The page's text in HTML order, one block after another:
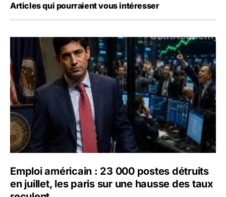
Articles qui pourraient vous intéresser
Emploi américain : 23 000 postes détruits en juillet, les
Emploi américain : 23 000 postes détruits
en juillet, les paris sur une hausse des taux